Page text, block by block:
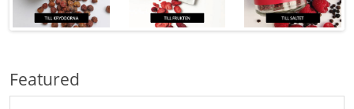
Featured